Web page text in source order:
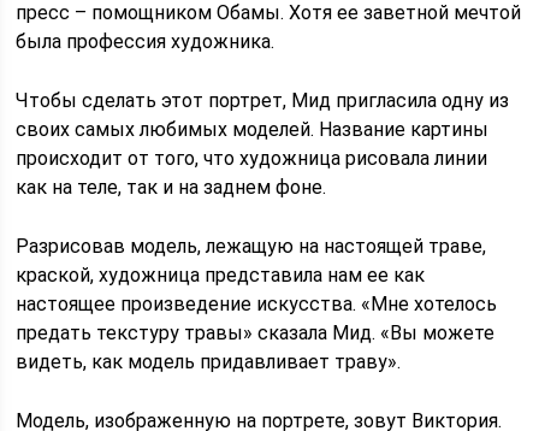
пресс – помощником Обамы. Хотя ее заветной мечтой
была профессия художника.
Чтобы сделать этот портрет, Мид пригласила одну из
своих самых любимых моделей. Название картины
происходит от того, что художница рисовала линии
как на теле, так и на заднем фоне.
Разрисовав модель, лежащую на настоящей траве,
краской, художница представила нам ее как
настоящее произведение искусства. «Мне хотелось
предать текстуру травы» сказала Мид. «Вы можете
видеть, как модель придавливает траву».
Модель, изображенную на портрете, зовут Виктория.